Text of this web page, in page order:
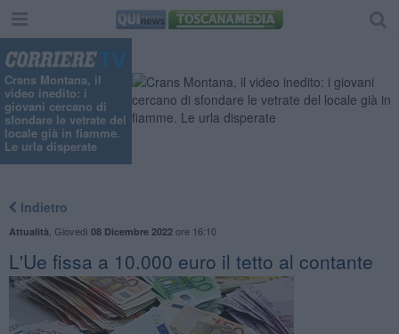
Crans Montana, il
video inedito: i
giovani cercano di
sfondare le vetrate del
locale già in fiamme.
Le urla disperate
Indietro
Attualità Giovedì 08 Dicembre 2022ore 16:10
L'Ue fissa a 10.000 euro il tetto al contante